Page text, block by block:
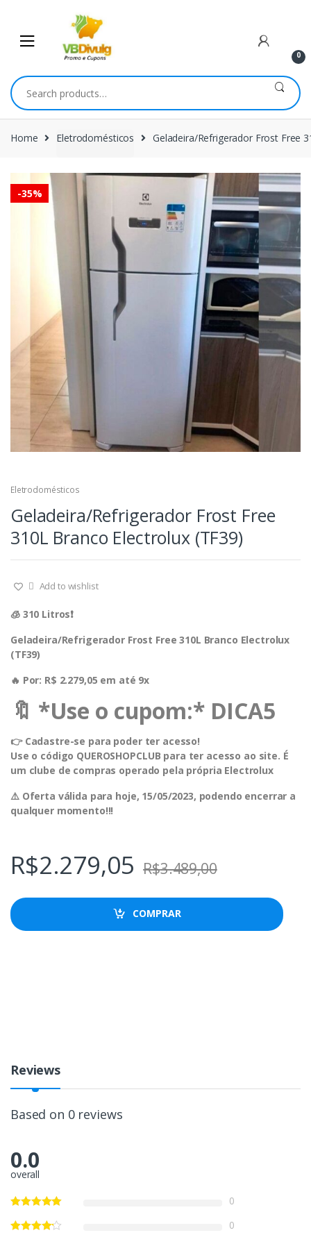
navigation
content
0
Search
for:
Home Eletrodomésticos Geladeira/Refrigerador Frost Free
-35%
Eletrodomésticos
Geladeira/Refrigerador Frost Free
310L Branco Electrolux (TF39)
Add to wishlist
🧊 310 Litros❗️
Geladeira/Refrigerador Frost Free 310L Branco Electrolux
(TF39)
🔥 Por: R$ 2.279,05 em até 9x
🔖 *Use o cupom:* DICA5
👉 Cadastre-se para poder ter acesso!
Use o código QUEROSHOPCLUB para ter acesso ao site. É
um clube de compras operado pela própria Electrolux
⚠️ Oferta válida para hoje, 15/05/2023, podendo encerrar a
qualquer momento!!!
R$2.279,05 R$3.489,00
COMPRAR
Reviews
Based on 0 reviews
0.0
overall
0
0